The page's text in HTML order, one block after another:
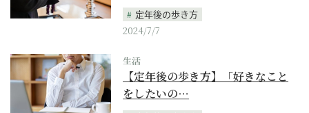
定年後の歩き方
2024/7/7
生活
【定年後の歩き方】「好きなこと
をしたいの…